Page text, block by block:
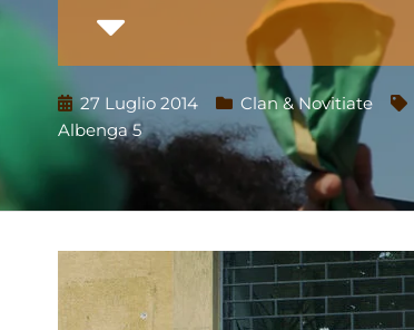
27 Luglio 2014 Clan & Novitiate
Albenga 5